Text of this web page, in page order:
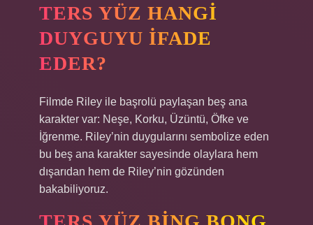
TERS YÜZ HANGI
DUYGUYU IFADE
EDER?
Filmde Riley ile başrolü paylaşan beş ana
karakter var: Neşe, Korku, Üzüntü, Öfke ve
İğrenme. Riley’nin duygularını sembolize eden
bu beş ana karakter sayesinde olaylara hem
dışarıdan hem de Riley’nin gözünden
bakabiliyoruz.